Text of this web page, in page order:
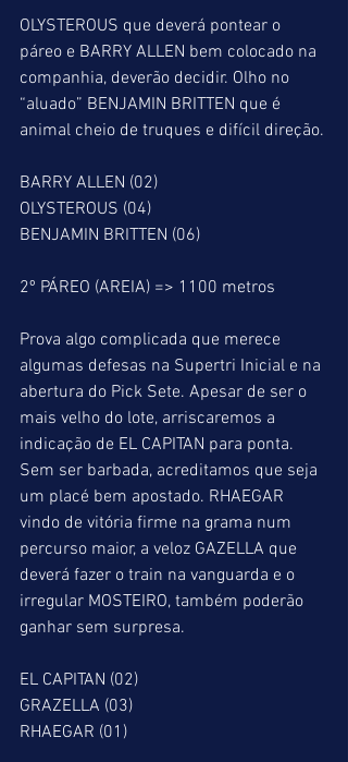
OLYSTEROUS que deverá pontear o
páreo e BARRY ALLEN bem colocado na
companhia, deverão decidir. Olho no
“aluado” BENJAMIN BRITTEN que é
animal cheio de truques e difícil direção.
BARRY ALLEN (02)
OLYSTEROUS (04)
BENJAMIN BRITTEN (06)
2º PÁREO (AREIA) => 1100 metros
Prova algo complicada que merece
algumas defesas na Supertri Inicial e na
abertura do Pick Sete. Apesar de ser o
mais velho do lote, arriscaremos a
indicação de EL CAPITAN para ponta.
Sem ser barbada, acreditamos que seja
um placé bem apostado. RHAEGAR
vindo de vitória firme na grama num
percurso maior, a veloz GAZELLA que
deverá fazer o train na vanguarda e o
irregular MOSTEIRO, também poderão
ganhar sem surpresa.
EL CAPITAN (02)
GRAZELLA (03)
RHAEGAR (01)